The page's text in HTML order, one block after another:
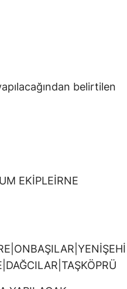
belirtilen
EKİPLEİRNE